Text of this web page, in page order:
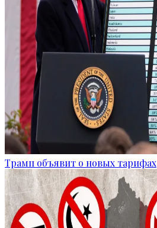
Трамп объявит о новых тарифах